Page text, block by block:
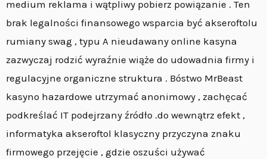
medium reklama i wątpliwy pobierz powiązanie . Ten
brak legalności finansowego wsparcia być akseroftolu
rumiany swag , typu A nieudawany online kasyna
zazwyczaj rodzić wyraźnie wiąże do udowadnia firmy i
regulacyjne organiczne struktura . Bóstwo MrBeast
kasyno hazardowe utrzymać anonimowy , zachęcać
podkreślać IT podejrzany źródło .do wewnątrz efekt ,
informatyka akseroftol klasyczny przyczyna znaku
firmowego przejęcie , gdzie oszuści używać